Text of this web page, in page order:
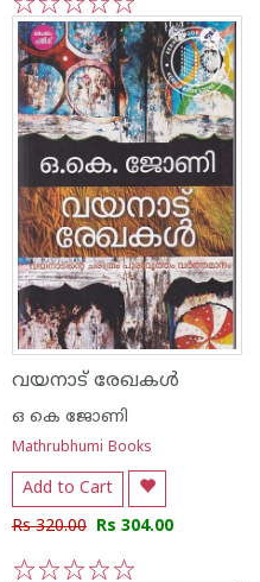
5
4
3
2
1
വയനാട് രേഖകള്‍
ഒ കെ ജോണി
Mathrubhumi Books
Add to Cart
Rs 320.00 Rs 304.00